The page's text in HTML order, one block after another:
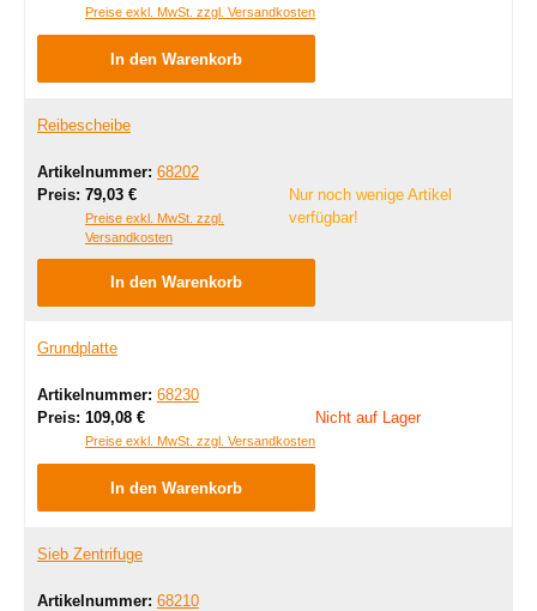
Preise exkl. MwSt. zzgl. Versandkosten
In den Warenkorb
Reibescheibe
Artikelnummer: 68202
Preis: Regulärer Preis:
79,03 €
Preise exkl. MwSt. zzgl.
Versandkosten
Nur noch wenige Artikel
verfügbar!
In den Warenkorb
Grundplatte
Artikelnummer: 68230
Preis: Regulärer Preis:
109,08 €
Preise exkl. MwSt. zzgl. Versandkosten
Nicht auf Lager
In den Warenkorb
Sieb Zentrifuge
Artikelnummer: 68210